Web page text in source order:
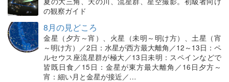
の観察ガイド
8月の見どころ
金星（夕方～宵）、火星（未明～明け方）、土星（宵
～明け方）／2日：水星が西方最大離角／12～13日：ペ
ルセウス座流星群が極大／13日未明：スペインなどで
皆既日食／15日：金星が東方最大離角／16日夕方～
宵：細い月と金星が接近／…